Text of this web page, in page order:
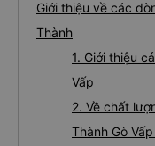
Giới thiệu về các
Thành
1. Giới thiệu
Vấp
2. Về chất
Thành Gò